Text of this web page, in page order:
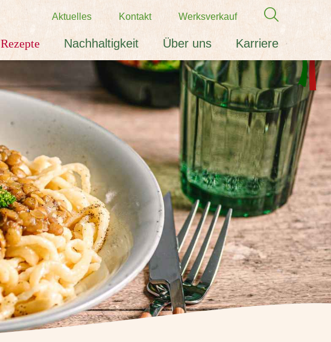
Aktuelles Kontakt Werksverkauf
Rezepte Nachhaltigkeit Über uns Karriere